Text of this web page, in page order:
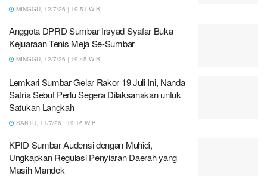
MINGGU, 12/7/26 | 19:51 WIB
Anggota DPRD Sumbar Irsyad Syafar Buka
Kejuaraan Tenis Meja Se-Sumbar
MINGGU, 12/7/26 | 19:45 WIB
Lemkari Sumbar Gelar Rakor 19 Juli Ini, Nanda
Satria Sebut Perlu Segera Dilaksanakan untuk
Satukan Langkah
SABTU, 11/7/26 | 19:16 WIB
KPID Sumbar Audensi dengan Muhidi,
Ungkapkan Regulasi Penyiaran Daerah yang
Masih Mandek